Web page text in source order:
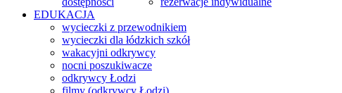
EDUKACJA
wycieczki z przewodnikiem
wycieczki dla łódzkich szkół
wakacyjni odkrywcy
nocni poszukiwacze
odkrywcy Łodzi